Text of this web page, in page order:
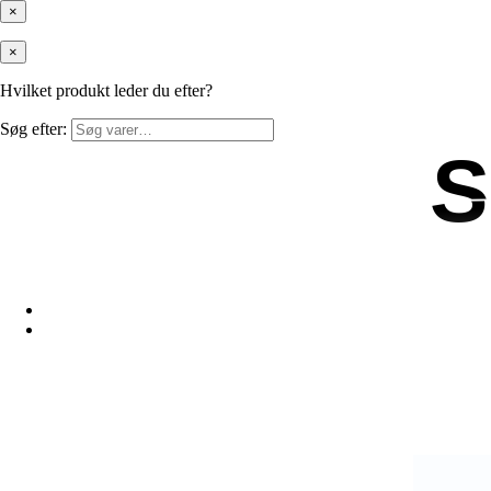
×
×
Hvilket produkt leder du efter?
Søg efter: